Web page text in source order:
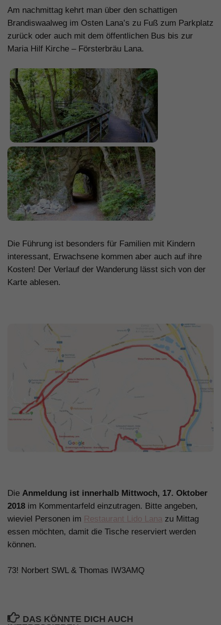
Am nachmittag kehrt man über den schattigen
Brandiswaalweg im Osten Lana’s zu Fuß zum Parkplatz
zurück oder auch mit dem öffentlichen Bus bis zur
Maria Hilf Kirche – Försterbräu Lana.
Die Führung ist besonders für Familien mit Kindern
interessant, Erwachsene kommen aber auch auf ihre
Kosten! Der Verlauf der Wanderung lässt sich von der
Karte ablesen.
Die Anmeldung ist innerhalb Mittwoch, 17. Oktober
2018 im Kommentarfeld einzutragen. Bitte angeben,
wieviel Personen im Restaurant Lido Lana zu Mittag
essen möchten, damit die Tische reserviert werden
können.
73! Norbert SWL & Thomas IW3AMQ
DAS KÖNNTE DICH AUCH